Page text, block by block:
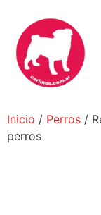
Inicio / Perros /
perros